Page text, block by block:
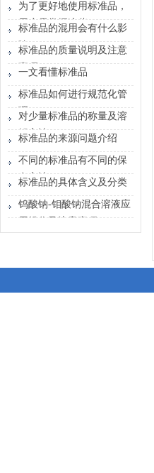
为了更好地使用标准品，
用户需掌握这些！
标准品的混用会有什么影
响？
标准品的质量说明及注意
事项
一文看懂标准品
标准品如何进行规范化管
理？
对少量标准品的称量及溶
解方法
标准品的来源问题介绍
不同的标准品有不同的保
存方法
标准品的具体含义及分类
钨酸钠-钼酸钠混合溶液应
用操作及注意事项